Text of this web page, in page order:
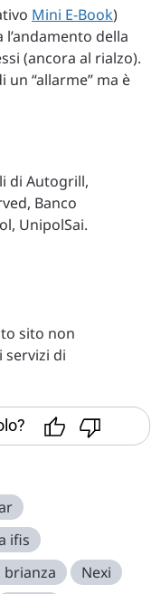
Mini E-Book)
l’andamento della
(ancora al rialzo).
“allarme” ma è
di Autogrill,
Banco
UnipolSai.
sito non
servizi di
ifis
brianza
Nexi